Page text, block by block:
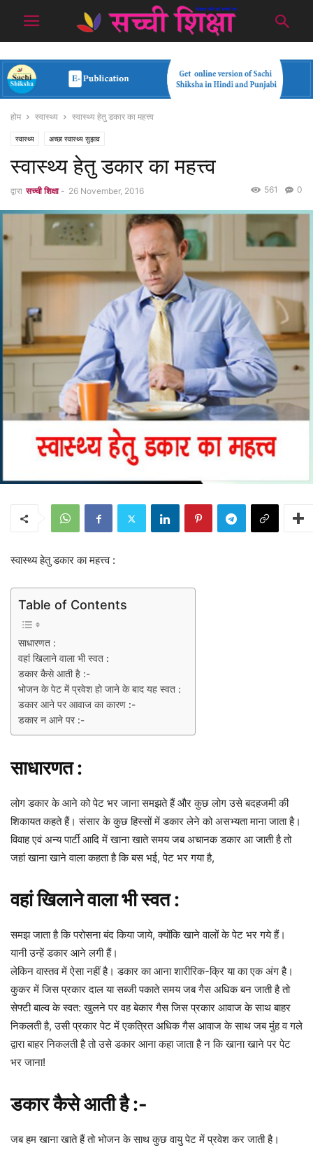
होम स्वास्थ्य स्वास्थ्य हेतु डकार का महत्त्व
स्वास्थ्य अच्छा स्वास्थ्य सुझाव
स्वास्थ्य हेतु डकार का महत्त्व
द्वारा सच्ची शिक्षा - 26 November, 2016 0
561
स्वास्थ्य हेतु डकार का महत्त्व :
Table of Contents
साधारणत :
वहां खिलाने वाला भी स्वत :
डकार कैसे आती है :-
भोजन के पेट में प्रवेश हो जाने के बाद यह स्वत :
डकार आने पर आवाज का कारण :-
डकार न आने पर :-
साधारणत :
लोग डकार के आने को पेट भर जाना समझते हैं और कुछ लोग उसे बदहजमी की
शिकायत कहते हैं। संसार के कुछ हिस्सों में डकार लेने को असभ्यता माना जाता है।
विवाह एवं अन्य पार्टी आदि में खाना खाते समय जब अचानक डकार आ जाती है तो
जहां खाना खाने वाला कहता है कि बस भई, पेट भर गया है,
वहां खिलाने वाला भी स्वत :
समझ जाता है कि परोसना बंद किया जाये, क्योंकि खाने वालों के पेट भर गये हैं।
यानी उन्हें डकार आने लगी हैं।
लेकिन वास्तव में ऐसा नहीं है। डकार का आना शारीरिक-क्रि या का एक अंग है।
कुकर में जिस प्रकार दाल या सब्जी पकाते समय जब गैस अधिक बन जाती है तो
सेफ्टी बाल्व के स्वत: खुलने पर वह बेकार गैस जिस प्रकार आवाज के साथ बाहर
निकलती है, उसी प्रकार पेट में एकत्रित अधिक गैस आवाज के साथ जब मुंह व गले
द्वारा बाहर निकलती है तो उसे डकार आना कहा जाता है न कि खाना खाने पर पेट
भर जाना!
डकार कैसे आती है :-
जब हम खाना खाते हैं तो भोजन के साथ कुछ वायु पेट में प्रवेश कर जाती है।